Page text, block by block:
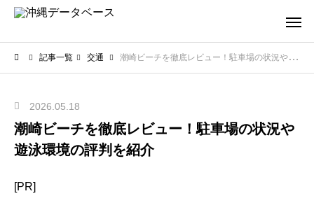
記事一覧 交通 潮崎ビーチを徹底レビュー！駐車場の状況や遊泳環境の評判を紹介
2026.05.18
潮崎ビーチを徹底レビュー！駐車場の状況や
遊泳環境の評判を紹介
[PR]